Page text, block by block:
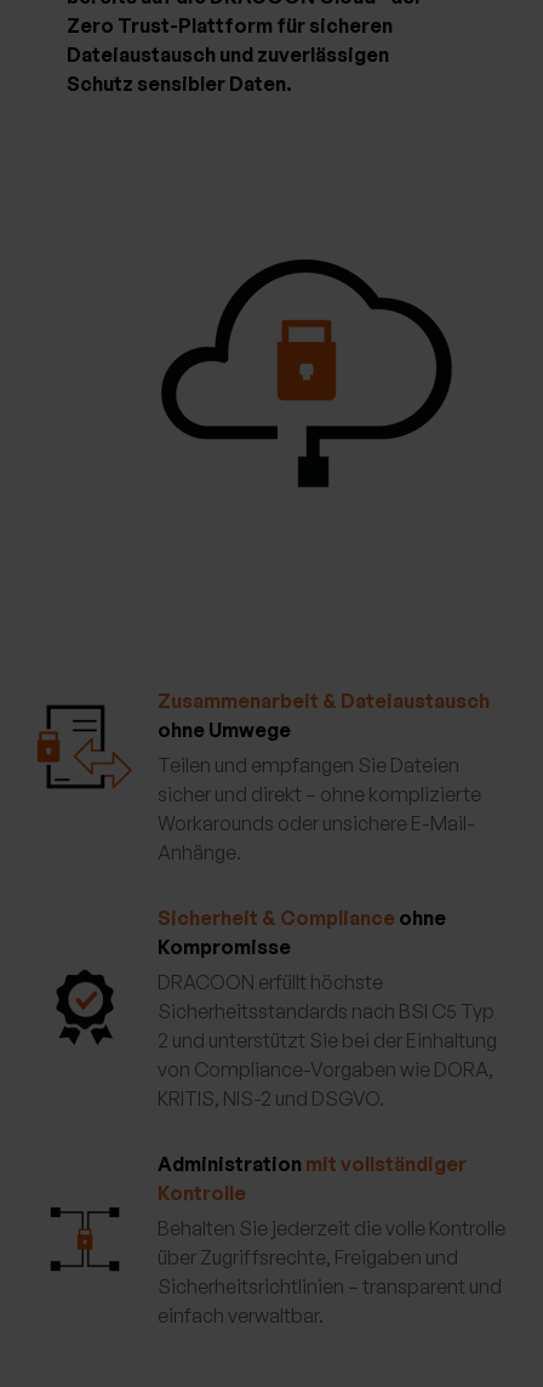
Zero Trust-Plattform für sicheren
Dateiaustausch und zuverlässigen
Schutz sensibler Daten.
Zusammenarbeit & Dateiaustausch
ohne Umwege
Teilen und empfangen Sie Dateien
sicher und direkt – ohne komplizierte
Workarounds oder unsichere E-Mail-
Anhänge.
Sicherheit & Compliance ohne
Kompromisse
DRACOON erfüllt höchste
Sicherheitsstandards nach BSI C5 Typ
2 und unterstützt Sie bei der Einhaltung
von Compliance-Vorgaben wie DORA,
KRITIS, NIS-2 und DSGVO.
Administration mit vollständiger
Kontrolle
Behalten Sie jederzeit die volle Kontrolle
über Zugriffsrechte, Freigaben und
Sicherheitsrichtlinien – transparent und
einfach verwaltbar.